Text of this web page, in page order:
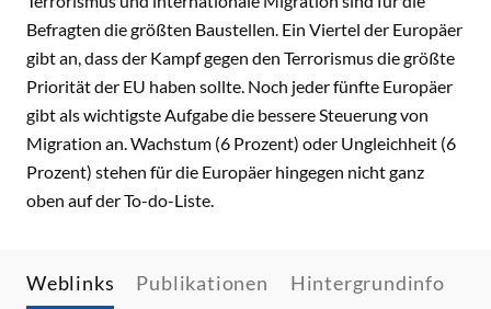
Befragten die größten Baustellen. Ein Viertel der Europäer
gibt an, dass der Kampf gegen den Terrorismus die größte
Priorität der EU haben sollte. Noch jeder fünfte Europäer
gibt als wichtigste Aufgabe die bessere Steuerung von
Migration an. Wachstum (6 Prozent) oder Ungleichheit (6
Prozent) stehen für die Europäer hingegen nicht ganz
oben auf der To-do-Liste.
Weblinks Publikationen Hintergrundinfo